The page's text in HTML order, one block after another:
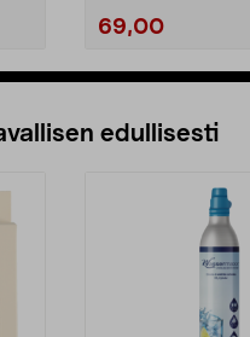
69,00
edullisesti